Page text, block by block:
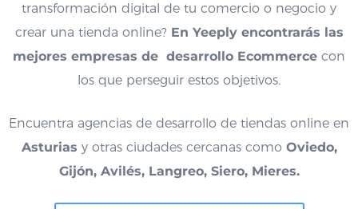
transformación digital de tu comercio o negocio y
crear una tienda online? En Yeeply encontrarás las
mejores empresas de desarrollo Ecommerce con
los que perseguir estos objetivos.
Encuentra agencias de desarrollo de tiendas online en
Asturias y otras ciudades cercanas como Oviedo,
Gijón, Avilés, Langreo, Siero, Mieres.